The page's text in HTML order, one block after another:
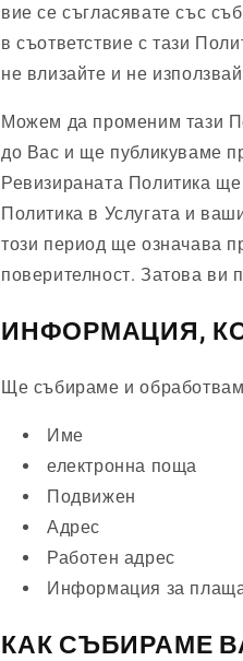
вие се съгласявате със
в съответствие с тази
не влизайте и не
Можем да променим тази
до Вас и ще публикуваме
Ревизираната Политика
Политика в Услугата и
този период ще означава
поверителност. Затова ви
ИНФОРМАЦИЯ,
Ще събираме и
Име
електронна поща
Подвижен
Адрес
Работен адрес
Информация за
КАК СЪБИРАМЕ